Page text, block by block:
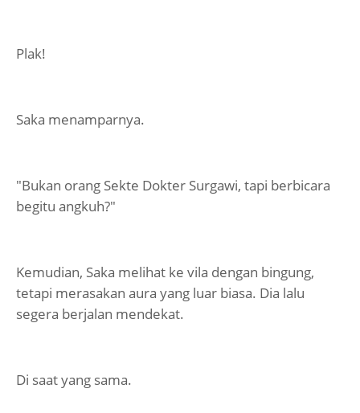
Plak!
Saka menamparnya.
"Bukan orang Sekte Dokter Surgawi, tapi berbicara
begitu angkuh?"
Kemudian, Saka melihat ke vila dengan bingung,
tetapi merasakan aura yang luar biasa. Dia lalu
segera berjalan mendekat.
Di saat yang sama.